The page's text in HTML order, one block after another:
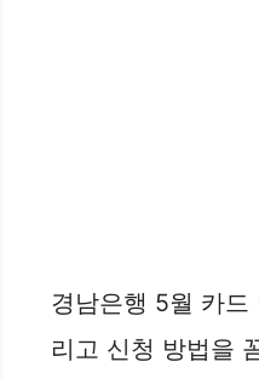
경남은행 5월 카드
리고 신청 방법을